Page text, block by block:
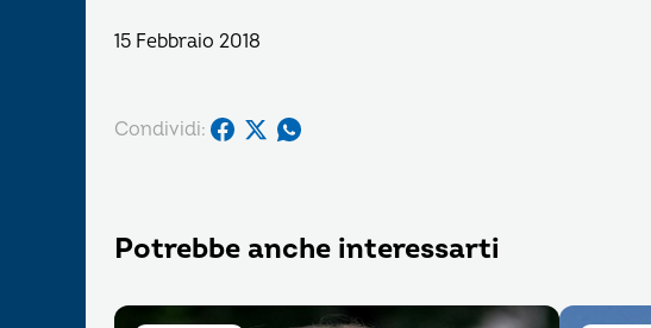
15 Febbraio 2018
Condividi:
Potrebbe anche interessarti